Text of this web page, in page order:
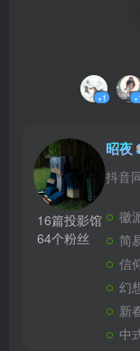
+1
16篇投影馆
64个粉丝
昭夜
抖音
徽
简
信
幻
新
中